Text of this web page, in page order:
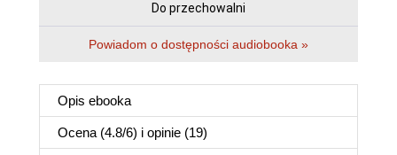
Do przechowalni
Powiadom o dostępności audiobooka »
Opis ebooka
Ocena (4.8/6) i opinie (19)